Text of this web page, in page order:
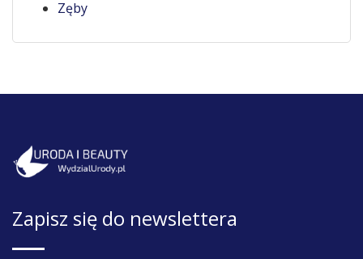
Zęby
Zapisz się do newslettera